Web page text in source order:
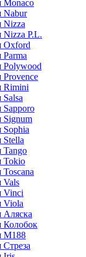
Monaco
Nabur
Nizza
P.L.
Oxford
Polywood
Rimini
Signum
Tango
Tokio
Vals
Vinci
Viola
Аляска
Колобок
М188